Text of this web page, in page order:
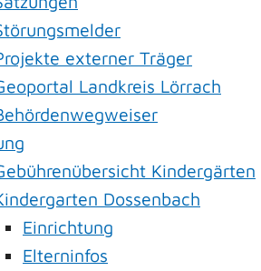
externer Träger
Landkreis Lörrach
Kindergärten
Dossenbach
Einrichtung
Elterninfos